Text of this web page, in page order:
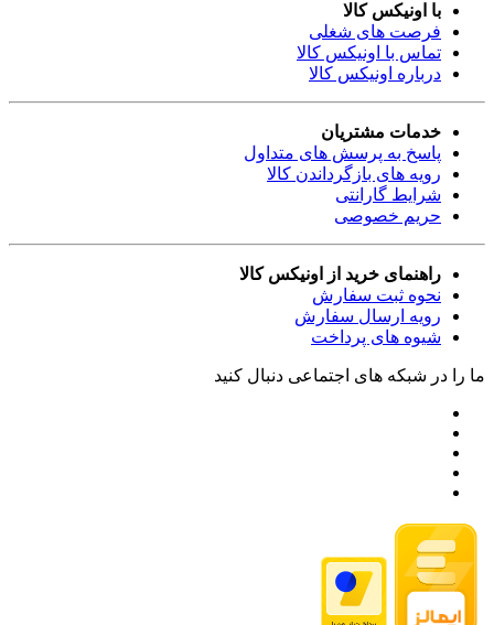
با اونیکس کالا
فرصت های شغلی
تماس با اونیکس کالا
درباره اونیکس کالا
خدمات مشتریان
پاسخ به پرسش های متداول
رویه های بازگرداندن کالا
شرایط گارانتی
حریم خصوصی
راهنمای خرید از اونیکس کالا
نحوه ثبت سفارش
رویه ارسال سفارش
شیوه های پرداخت
ما را در شبکه های اجتماعی دنبال کنید